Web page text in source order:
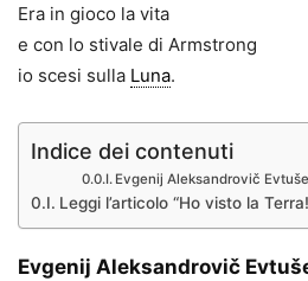
Era in gioco la vita
e con lo stivale di Armstrong
io scesi sulla Luna.
Indice dei contenuti
Evgenij Aleksandrovič
Leggi l’articolo “Ho visto la
Evgenij Aleksandrovič